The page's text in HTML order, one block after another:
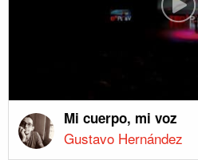
Mi cuerpo, mi voz
Gustavo Hernández